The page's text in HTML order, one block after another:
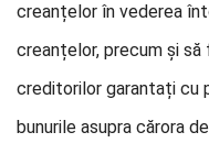
creanțelor în vederea
creanțelor, precum și să
creditorilor garantați cu
bunurile asupra cărora